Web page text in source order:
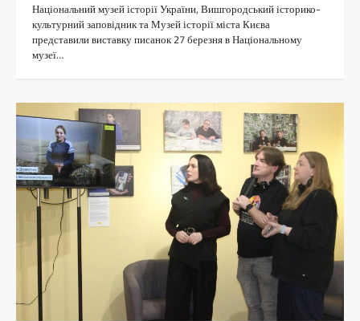
Національний музей історії України, Вишгородський історико-
культурний заповідник та Музей історії міста Києва
представили виставку писанок 27 березня в Національному
музеї…